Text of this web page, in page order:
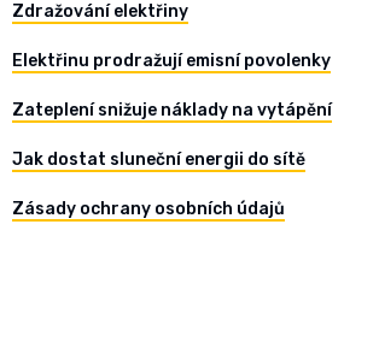
Zdražování elektřiny
Elektřinu prodražují emisní povolenky
Zateplení snižuje náklady na vytápění
Jak dostat sluneční energii do sítě
Zásady ochrany osobních údajů